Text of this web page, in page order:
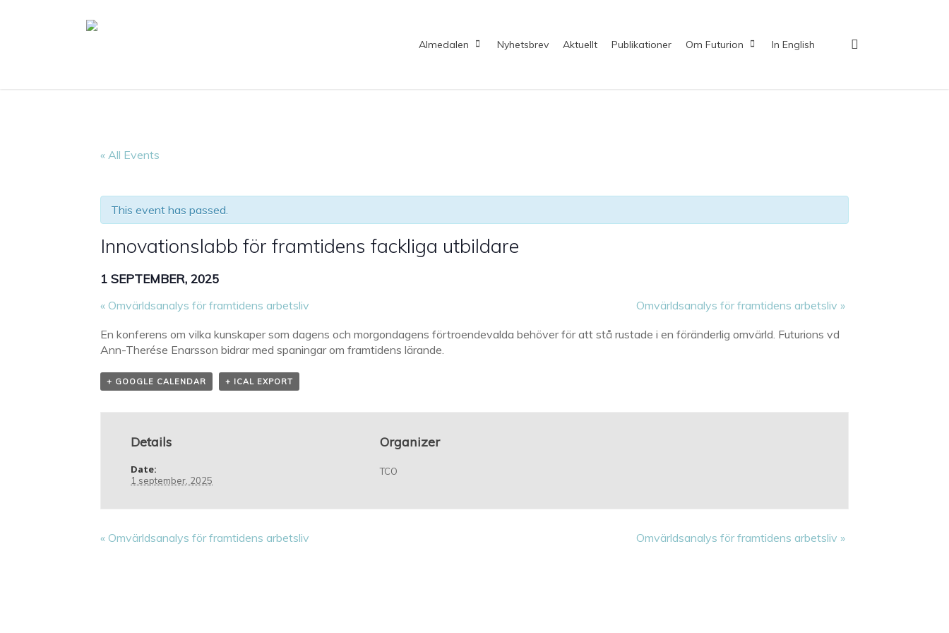
Almedalen Nyhetsbrev Aktuellt Publikationer Om Futurion In English
« All Events
This event has passed.
Innovationslabb för framtidens fackliga utbildare
1 SEPTEMBER, 2025
« Omvärldsanalys för framtidens arbetsliv Omvärldsanalys för framtidens arbetsliv »
En konferens om vilka kunskaper som dagens och morgondagens förtroendevalda behöver för att stå rustade i en föränderlig omvärld. Futurions vd
Ann-Therése Enarsson bidrar med spaningar om framtidens lärande.
+ GOOGLE CALENDAR + ICAL EXPORT
Details
Date:
1 september, 2025
Organizer
TCO
« Omvärldsanalys för framtidens arbetsliv Omvärldsanalys för framtidens arbetsliv »